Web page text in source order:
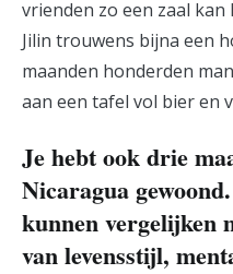
vrienden zo een zaal
Jilin trouwens bijna een
maanden honderden
aan een tafel vol bier en
Je hebt ook drie
Nicaragua
kunnen vergelijken
van levensstijl,